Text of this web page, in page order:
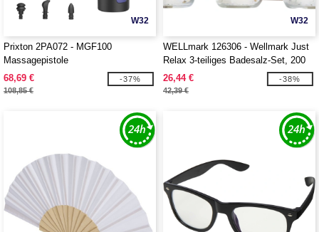
W32
Prixton 2PA072 - MGF100
Massagepistole
68,69 €
108,85 €
-37%
W32
WELLmark 126306 - Wellmark Just
Relax 3-teiliges Badesalz-Set, 200
ml
26,44 €
42,39 €
-38%